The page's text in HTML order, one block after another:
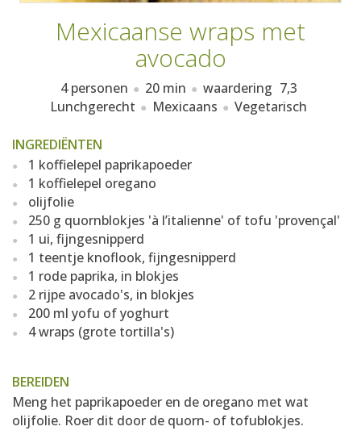
Mexicaanse wraps met
avocado
4 personen 20 min waardering 7,3
Lunchgerecht
Mexicaans Vegetarisch
INGREDIËNTEN
1 koffielepel paprikapoeder
1 koffielepel oregano
olijfolie
250 g quornblokjes 'à l’italienne' of tofu 'provençal'
1 ui, fijngesnipperd
1 teentje knoflook, fijngesnipperd
1 rode paprika, in blokjes
2 rijpe avocado's, in blokjes
200 ml yofu of yoghurt
4 wraps (grote tortilla's)
BEREIDEN
Meng het paprikapoeder en de oregano met wat
olijfolie. Roer dit door de quorn- of tofublokjes.